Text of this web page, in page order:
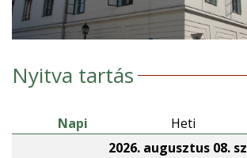
Nyitva tartás
Napi Heti
2026. augusztus 08. sz